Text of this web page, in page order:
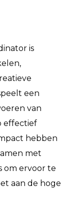
is
een
van
effectief
hebben
met
om ervoor te
aan de hoge